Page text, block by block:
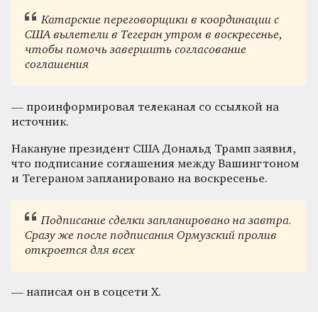
Катарские переговорщики в координации с
США вылетели в Тегеран утром в воскресенье,
чтобы помочь завершить согласование
соглашения
— проинформировал телеканал со ссылкой на
источник.
Накануне президент США Дональд Трамп заявил,
что подписание соглашения между Вашингтоном
и Тегераном запланировано на воскресенье.
Подписание сделки запланировано на завтра.
Сразу же после подписания Ормузский пролив
откроется для всех
— написал он в соцсети X.